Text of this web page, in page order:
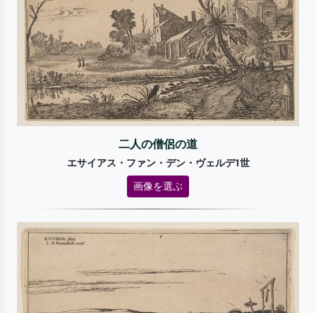
二人の僧侶の道
エサイアス・ファン・デン・ヴェルデ1世
画像を選ぶ